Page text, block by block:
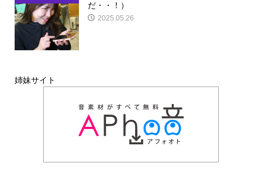
だ・・！）
2025.05.26
姉妹サイト